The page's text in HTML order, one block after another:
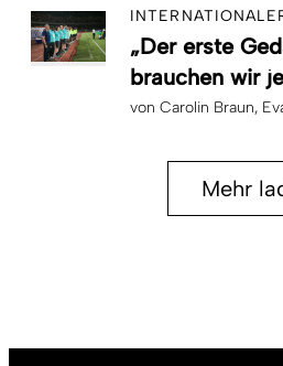
„Der erste
brauchen wir
von Carolin Braun
Mehr